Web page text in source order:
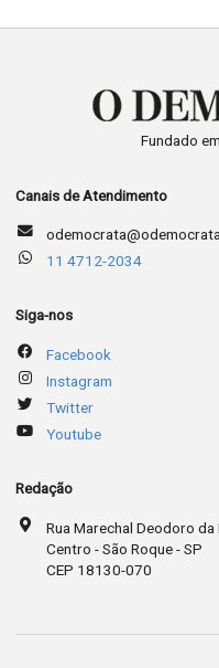
Fundado
Canais de Atendimento
11 4712-2034
Siga-nos
Facebook
Instagram
Twitter
Youtube
Redação
Rua Marechal Deodoro da
Centro - São Roque - SP
CEP 18130-070